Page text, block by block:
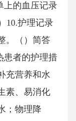
上的血压记录
10.护理记录
。（）简答
患者的护理措
充营养和水
素、易消化
；物理降